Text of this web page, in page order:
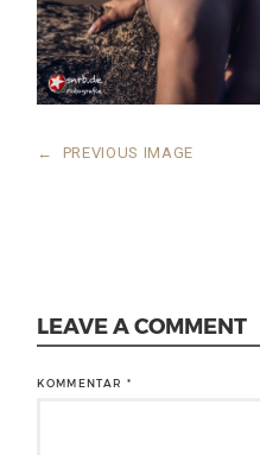
← PREVIOUS IMAGE
LEAVE A COMMENT
KOMMENTAR *